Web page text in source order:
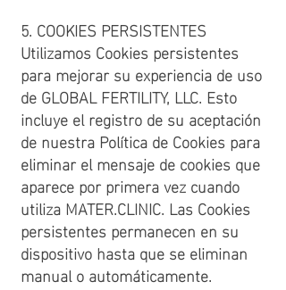
5. COOKIES PERSISTENTES
Utilizamos Cookies persistentes
para mejorar su experiencia de uso
de GLOBAL FERTILITY, LLC. Esto
incluye el registro de su aceptación
de nuestra Política de Cookies para
eliminar el mensaje de cookies que
aparece por primera vez cuando
utiliza MATER.CLINIC. Las Cookies
persistentes permanecen en su
dispositivo hasta que se eliminan
manual o automáticamente.